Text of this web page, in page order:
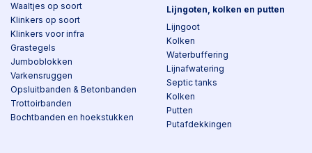
Waaltjes op soort
Klinkers op soort
Klinkers voor infra
Grastegels
Jumboblokken
Varkensruggen
Opsluitbanden & Betonbanden
Trottoirbanden
Bochtbanden en hoekstukken
Lijngoten, kolken en putten
Lijngoot
Kolken
Waterbuffering
Lijnafwatering
Septic tanks
Kolken
Putten
Putafdekkingen